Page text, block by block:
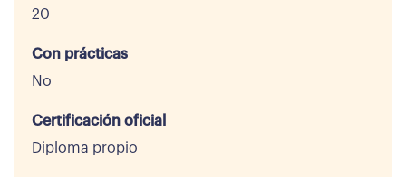
20
Con prácticas
No
Certificación oficial
Diploma propio